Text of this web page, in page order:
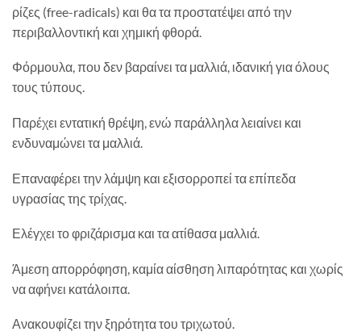
ρίζες (free-radicals) και θα τα προστατέψει από την
περιβαλλοντική και χημική φθορά.
Φόρμουλα, που δεν βαραίνει τα μαλλιά, ιδανική για όλους
τους τύπους.
Παρέχει εντατική θρέψη, ενώ παράλληλα λειαίνει και
ενδυναμώνει τα μαλλιά.
Επαναφέρει την λάμψη και εξισορροπεί τα επίπεδα
υγρασίας της τρίχας.
Ελέγχει το φριζάρισμα και τα ατίθασα μαλλιά.
Άμεση απορρόφηση, καμία αίσθηση λιπαρότητας και χωρίς
να αφήνει κατάλοιπα.
Ανακουφίζει την ξηρότητα του τριχωτού.